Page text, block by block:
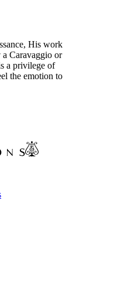
His work
Caravaggio or
a privilege of
the emotion to